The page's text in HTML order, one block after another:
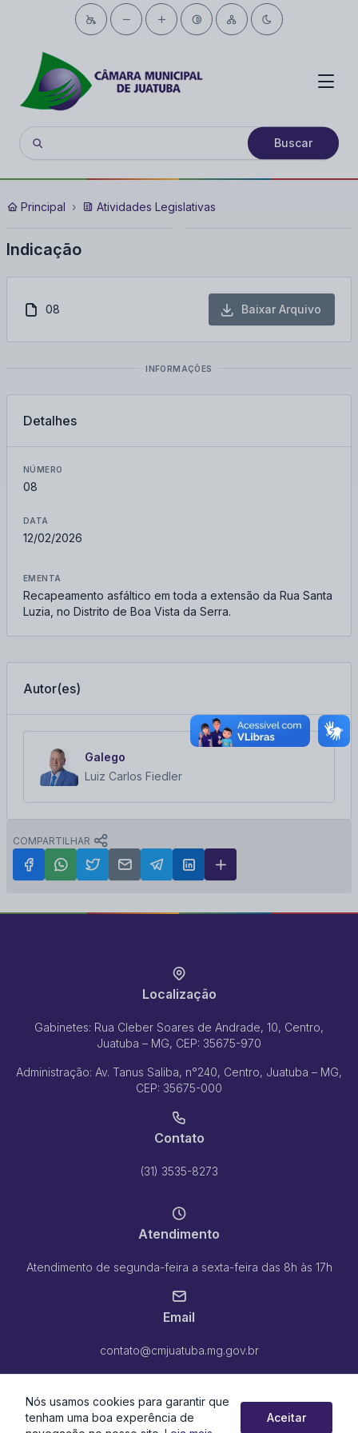
Buscar
Principal Atividades Legislativas
Indicação
08 Baixar Arquivo
INFORMAÇÕES
Detalhes
NÚMERO
08
DATA
12/02/2026
EMENTA
Recapeamento asfáltico em toda a extensão da Rua Santa
Luzia, no Distrito de Boa Vista da Serra.
Autor(es)
Galego
Luiz Carlos Fiedler
COMPARTILHAR
Localização
Gabinetes: Rua Cleber Soares de Andrade, 10, Centro,
Juatuba – MG, CEP: 35675-970
Administração: Av. Tanus Saliba, n°240, Centro, Juatuba – MG,
CEP: 35675-000
Contato
(31) 3535-8273
Atendimento
Atendimento de segunda-feira a sexta-feira das 8h às 17h
Email
contato@cmjuatuba.mg.gov.br
Nós usamos cookies para garantir que
tenham uma boa experência de
Aceitar